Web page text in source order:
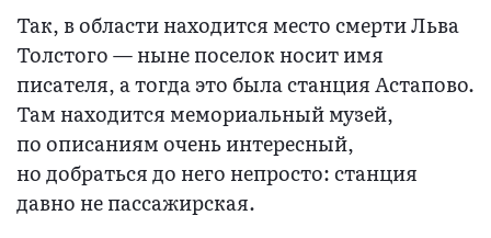
Так, в области находится место смерти Льва
Толстого — ныне поселок носит имя
писателя, а тогда это была станция Астапово.
Там находится мемориальный музей,
по описаниям очень интересный,
но добраться до него непросто: станция
давно не пассажирская.